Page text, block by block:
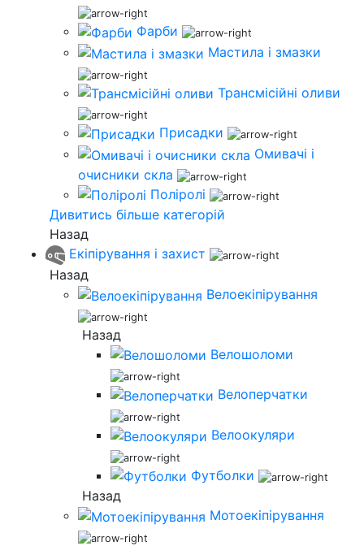
Фарби
Мастила і змазки
Трансмісійні оливи
Присадки
Омивачі і
очисники скла
Поліролі
Дивитись більше категорій
Назад
Екіпірування і захист
Назад
Велоекіпірування
Назад
Велошоломи
Велоперчатки
Велоокуляри
Футболки
Назад
Мотоекіпірування